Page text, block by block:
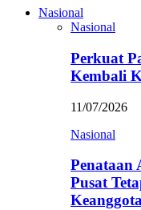
Nasional
Nasional
Perkuat
Kembali
11/07/2026
Nasional
Penataan
Pusat